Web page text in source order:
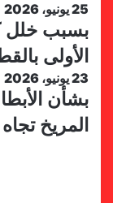
25 يونيو، 2026
بسبب خلل
الأولى
23 يونيو، 2026
بشأن
المريخ